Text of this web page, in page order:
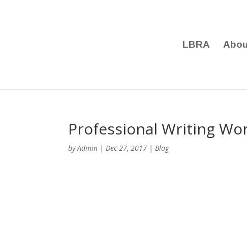
LBRA
Professional Writing
byAdmin |Dec 27, 2017 |Blog